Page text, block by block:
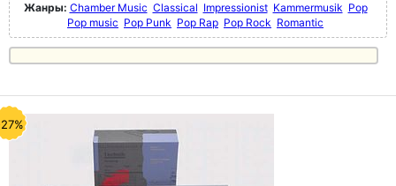
Жанры: Chamber Music Classical Impressionist Kammermusik Pop
Pop music Pop Punk Pop Rap Pop Rock Romantic